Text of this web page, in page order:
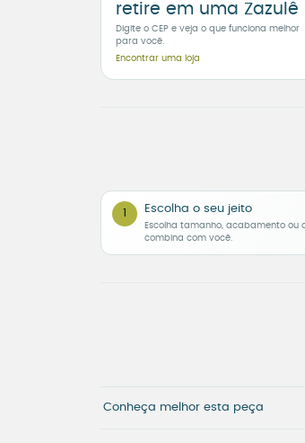
retire em uma Zazulê
Digite o CEP e veja o que funciona melhor
para você.
Encontrar uma loja
1 Escolha o seu jeito
Escolha tamanho, acabamento ou
combina com você.
Conheça melhor esta peça